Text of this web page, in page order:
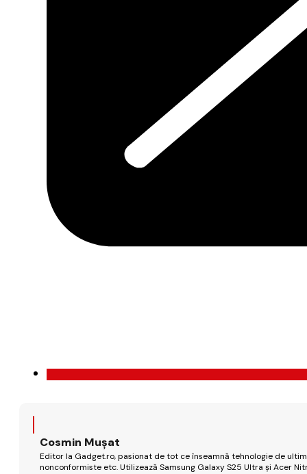
Cosmin Mușat
Editor la Gadget.ro, pasionat de tot ce înseamnă tehnologie de
nonconformiste etc. Utilizează Samsung Galaxy S25 Ultra și Acer